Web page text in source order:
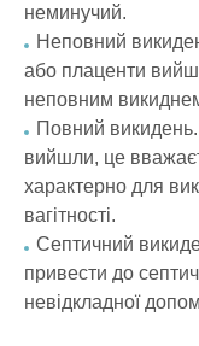
неминучий.
Неповний
або плаценти
неповним
Повний
вийшли, це
характерно для
вагітності.
Септичний
привести до
невідкладної